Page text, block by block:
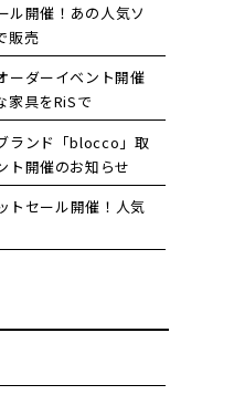
ル開催！あの人気ソ
販売
ーダーイベント開催
家具をRiSで
ランド「blocco」取
ト開催のお知らせ
トセール開催！人気